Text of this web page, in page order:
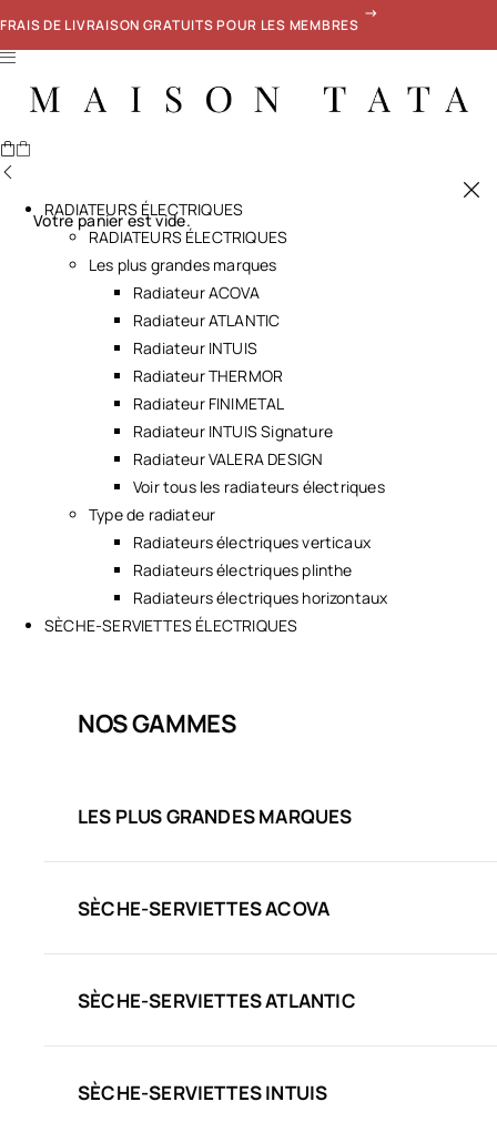
FRAIS DE LIVRAISON GRATUITS POUR LES MEMBRES
Votre panier est vide.
RADIATEURS ÉLECTRIQUES
RADIATEURS ÉLECTRIQUES
Les plus grandes marques
Radiateur ACOVA
Radiateur ATLANTIC
Radiateur INTUIS
Radiateur THERMOR
Radiateur FINIMETAL
Radiateur INTUIS Signature
Radiateur VALERA DESIGN
Voir tous les radiateurs électriques
Type de radiateur
Radiateurs électriques verticaux
Radiateurs électriques plinthe
Radiateurs électriques horizontaux
SÈCHE-SERVIETTES ÉLECTRIQUES
NOS GAMMES
LES PLUS GRANDES MARQUES
SÈCHE-SERVIETTES ACOVA
SÈCHE-SERVIETTES ATLANTIC
SÈCHE-SERVIETTES INTUIS